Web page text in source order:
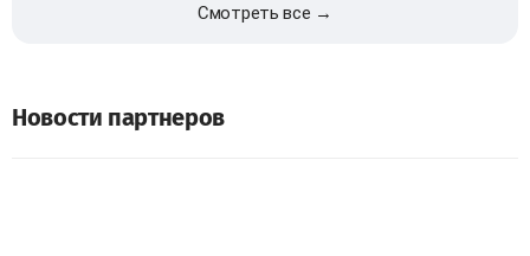
Смотреть все →
Новости партнеров